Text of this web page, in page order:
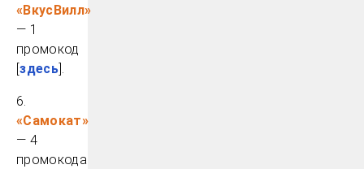
«ВкусВилл»
— 1
промокод
[здесь].
6.
«Самокат»
— 4
промокода